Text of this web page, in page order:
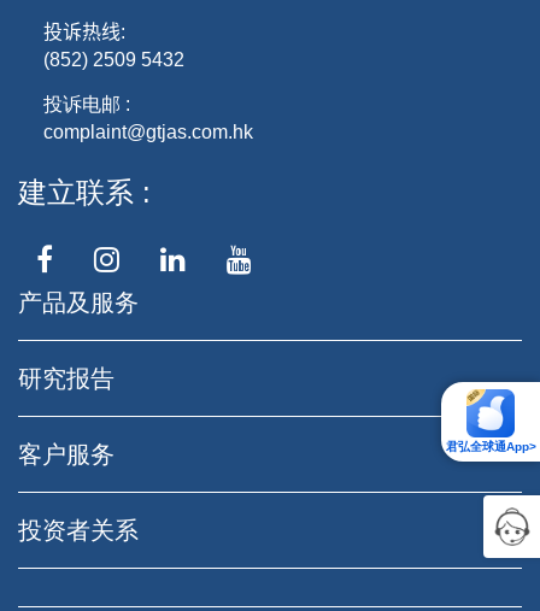
君弘全球通App>
投诉热线:
(852) 2509 5432
投诉电邮 :
complaint@gtjas.com.hk
建立联系
产品及服务
研究报告
客户服务
投资者关系